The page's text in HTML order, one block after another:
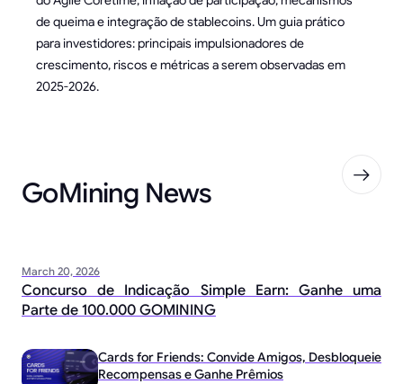
de queima e integração de stablecoins. Um guia prático
para investidores: principais impulsionadores de
crescimento, riscos e métricas a serem observadas em
2025-2026.
GoMining News
March 20, 2026
Concurso de Indicação Simple Earn: Ganhe uma
Parte de 100.000 GOMINING
Cards for Friends: Convide Amigos, Desbloqueie
Recompensas e Ganhe Prêmios